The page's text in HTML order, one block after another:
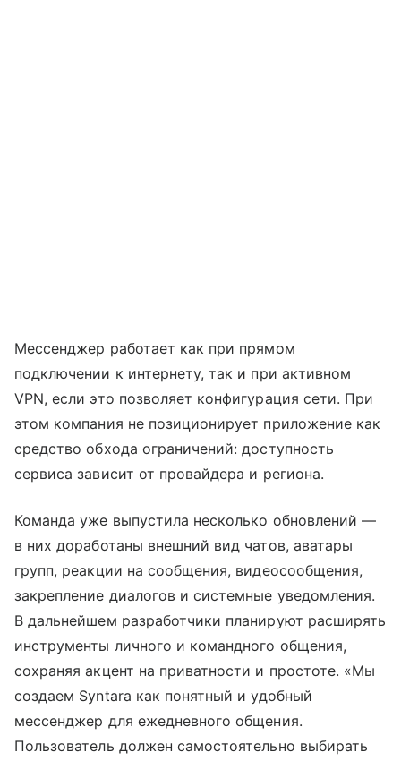
Мессенджер работает как при прямом
подключении к интернету, так и при активном
VPN, если это позволяет конфигурация сети. При
этом компания не позиционирует приложение как
средство обхода ограничений: доступность
сервиса зависит от провайдера и региона.
Команда уже выпустила несколько обновлений —
в них доработаны внешний вид чатов, аватары
групп, реакции на сообщения, видеосообщения,
закрепление диалогов и системные уведомления.
В дальнейшем разработчики планируют расширять
инструменты личного и командного общения,
сохраняя акцент на приватности и простоте. «Мы
создаем Syntara как понятный и удобный
мессенджер для ежедневного общения.
Пользователь должен самостоятельно выбирать